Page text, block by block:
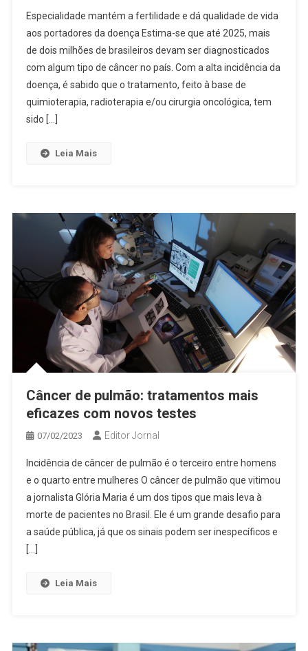
Especialidade mantém a fertilidade e dá qualidade de vida
aos portadores da doença Estima-se que até 2025, mais
de dois milhões de brasileiros devam ser diagnosticados
com algum tipo de câncer no país. Com a alta incidência da
doença, é sabido que o tratamento, feito à base de
quimioterapia, radioterapia e/ou cirurgia oncológica, tem
sido […]
Leia Mais
Câncer de pulmão: tratamentos mais
eficazes com novos testes
07/02/2023 Editor Jornal
Incidência de câncer de pulmão é o terceiro entre homens
e o quarto entre mulheres O câncer de pulmão que vitimou
a jornalista Glória Maria é um dos tipos que mais leva à
morte de pacientes no Brasil. Ele é um grande desafio para
a saúde pública, já que os sinais podem ser inespecíficos e
[…]
Leia Mais